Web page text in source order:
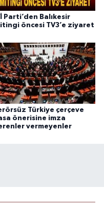
Parti’den Balıkesir
öncesi TV3’e ziyaret
Türkiye çerçeve
önerisine imza
vermeyenler